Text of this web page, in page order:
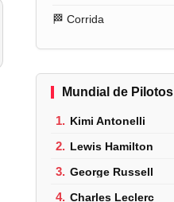
🏁 Corrida
Mundial de Pilotos
1. Kimi Antonelli
2. Lewis Hamilton
3. George Russell
4. Charles Leclerc